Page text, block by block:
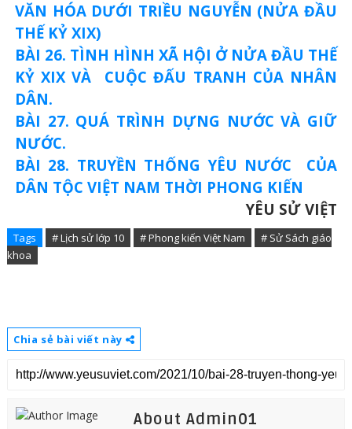
VĂN HÓA DƯỚI TRIỀU NGUYỄN (NỬA ĐẦU
THẾ KỶ XIX)
BÀI 26. TÌNH HÌNH XÃ HỘI Ở NỬA ĐẦU THẾ
KỶ XIX VÀ CUỘC ĐẤU TRANH CỦA NHÂN
DÂN.
BÀI 27. QUÁ TRÌNH DỰNG NƯỚC VÀ GIỮ
NƯỚC.
BÀI 28. TRUYỀN THỐNG YÊU NƯỚC CỦA
DÂN TỘC VIỆT NAM THỜI PHONG KIẾN
YÊU SỬ VIỆT
Tags # Lịch sử lớp 10 # Phong kiến Việt Nam
# Sử Sách giáo
khoa
Chia sẻ bài viết này
About Admin01